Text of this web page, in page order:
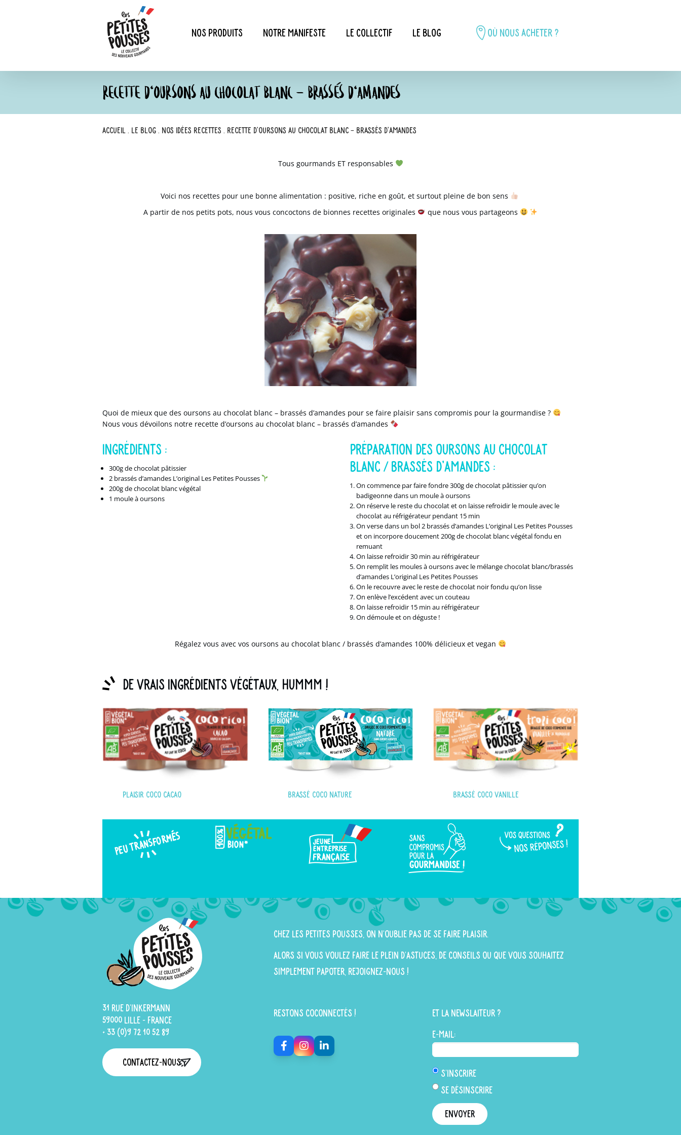
Nos produits Notre manifeste Le collectif Le blog Où nous acheter ?
RECETTE D’OURSONS AU CHOCOLAT BLANC – BRASSÉS D’AMANDES
Accueil . Le blog . Nos idées recettes . Recette d’Oursons au chocolat blanc – Brassés d’amandes
Tous gourmands ET responsables
Voici nos recettes pour une bonne alimentation : positive, riche en goût, et surtout pleine de bon sens
A partir de nos petits pots, nous vous concoctons de bionnes recettes originales que nous vous partageons
Quoi de mieux que des oursons au chocolat blanc – brassés d’amandes pour se faire plaisir sans compromis pour la gourmandise ?
Nous vous dévoilons notre recette d’oursons au chocolat blanc – brassés d’amandes
INGRÉDIENTS :
300g de chocolat pâtissier
2 brassés d’amandes L’original Les Petites Pousses
200g de chocolat blanc végétal
1 moule à oursons
PRÉPARATION DES OURSONS AU CHOCOLAT
BLANC / BRASSÉS D’AMANDES :
On commence par faire fondre 300g de chocolat pâtissier qu’on
badigeonne dans un moule à oursons
On réserve le reste du chocolat et on laisse refroidir le moule avec le
chocolat au réfrigérateur pendant 15 min
On verse dans un bol 2 brassés d’amandes L’original Les Petites Pousses
et on incorpore doucement 200g de chocolat blanc végétal fondu en
remuant
On laisse refroidir 30 min au réfrigérateur
On remplit les moules à oursons avec le mélange chocolat blanc/brassés
d’amandes L’original Les Petites Pousses
On le recouvre avec le reste de chocolat noir fondu qu’on lisse
On enlève l’excédent avec un couteau
On laisse refroidir 15 min au réfrigérateur
On démoule et on déguste !
Régalez vous avec vos oursons au chocolat blanc / brassés d’amandes 100% délicieux et vegan
De vrais ingrédients végétaux, hummm !
Plaisir coco cacao Brassé coco nature Brassé coco vanille
31 rue d'Inkermann
59000 Lille - France
+ 33 (0)9 72 10 52 89
Contactez-nous
Chez Les Petites Pousses, on n'oublie pas de se faire plaisir.
Alors si vous voulez faire le plein d'astuces, de conseils ou que vous souhaitez
simplement papoter, rejoignez-nous !
Restons Coconnectés !
Et la newslaiteur ?
E-mail:
S'inscrire
Se désinscrire